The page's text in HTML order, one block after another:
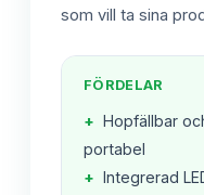
som vill ta sina
FÖRDELAR
+ Hopfällbar
portabel
+ Integrerad